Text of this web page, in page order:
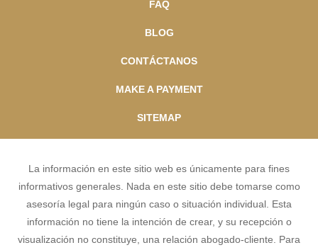
FAQ
BLOG
CONTÁCTANOS
MAKE A PAYMENT
SITEMAP
La información en este sitio web es únicamente para fines
informativos generales. Nada en este sitio debe tomarse como
asesoría legal para ningún caso o situación individual. Esta
información no tiene la intención de crear, y su recepción o
visualización no constituye, una relación abogado-cliente. Para